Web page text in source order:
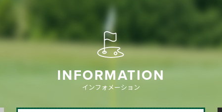
INFORMATION
インフォメーション